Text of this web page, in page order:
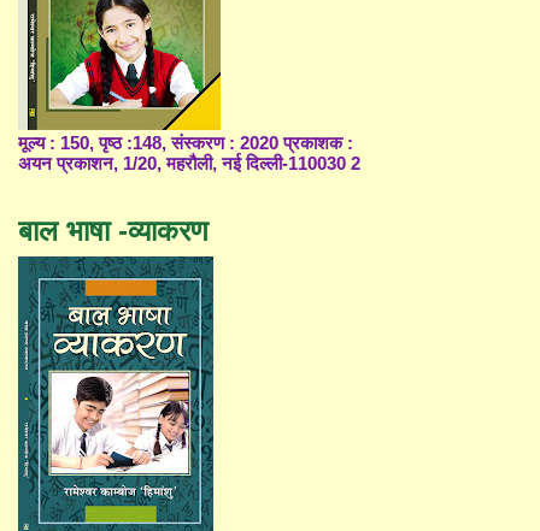
मूल्य : 150, पृष्ठ :148, संस्करण : 2020 प्रकाशक :
अयन प्रकाशन, 1/20, महरौली, नई दिल्ली-110030 2
बाल भाषा -व्याकरण